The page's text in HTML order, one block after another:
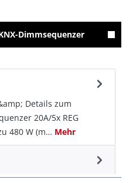
Dimmsequenzer
Details zum
20A/5x REG
480 W (m… Mehr